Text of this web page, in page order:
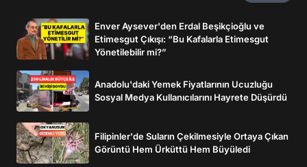
Enver Aysever'den Erdal Beşikçioğlu ve
Etimesgut Çıkışı: “Bu Kafalarla Etimesgut
Yönetilebilir mi?”
Anadolu'daki Yemek Fiyatlarının Ucuzluğu
Sosyal Medya Kullanıcılarını Hayrete Düşürdü
Filipinler'de Suların Çekilmesiyle Ortaya Çıkan
Görüntü Hem Ürküttü Hem Büyüledi